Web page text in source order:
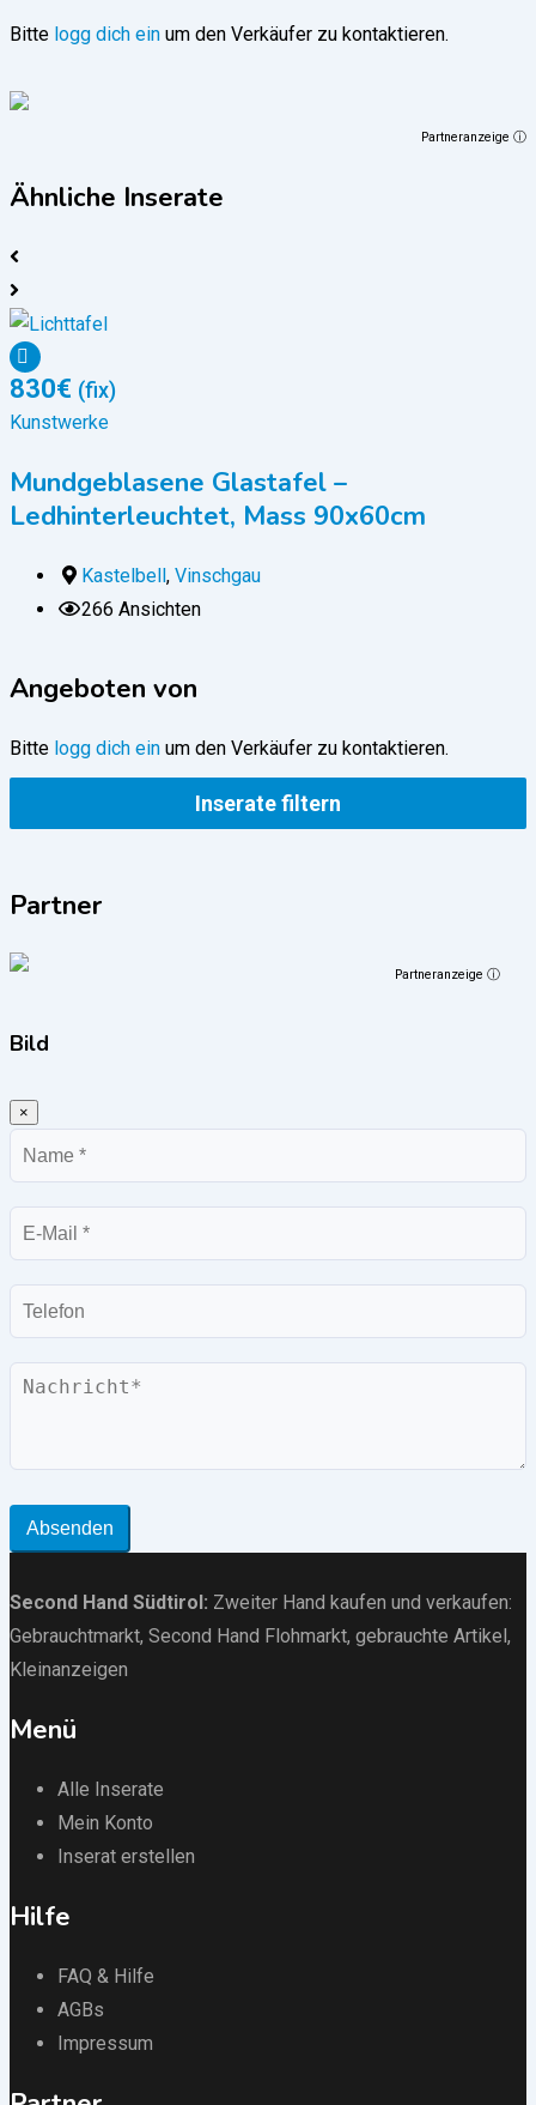
Bitte logg dich ein um den Verkäufer zu kontaktieren.
Partneranzeige ⓘ
Ähnliche Inserate
830€ (fix)
Kunstwerke
Mundgeblasene Glastafel –
Ledhinterleuchtet, Mass 90x60cm
Kastelbell , Vinschgau
266 Ansichten
Angeboten von
Bitte logg dich ein um den Verkäufer zu kontaktieren.
Inserate filtern
Partner
Partneranzeige ⓘ
Bild
×
Name
E-
Mail
Telefon
Nachricht
Absenden
Second Hand Südtirol : Zweiter Hand kaufen und verkaufen:
Gebrauchtmarkt, Second Hand Flohmarkt, gebrauchte Artikel ,
Kleinanzeigen
Menü
Alle Inserate
Mein Konto
Inserat erstellen
Hilfe
FAQ & Hilfe
AGBs
Impressum